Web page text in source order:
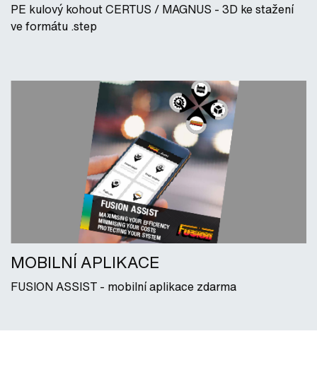
PE kulový kohout CERTUS / MAGNUS - 3D ke stažení
ve formátu .step
MOBILNÍ APLIKACE
FUSION ASSIST - mobilní aplikace zdarma